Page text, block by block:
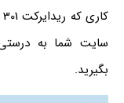
سایت شما به
بگیرید.